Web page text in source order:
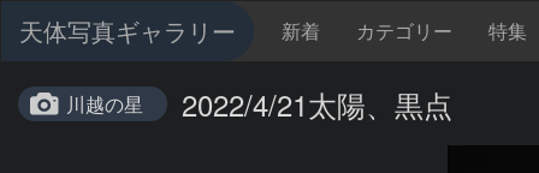
天体写真ギャラリー 新着 カテゴリー 特集
川越の星 2022/4/21太陽、黒点